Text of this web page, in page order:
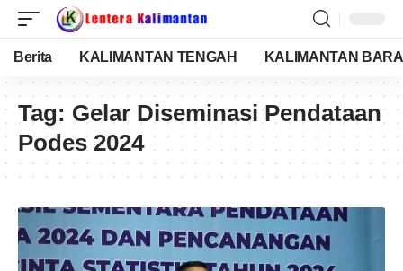
Berita KALIMANTAN TENGAH KALIMANTAN
Tag: Gelar Diseminasi Pendataan
Podes 2024